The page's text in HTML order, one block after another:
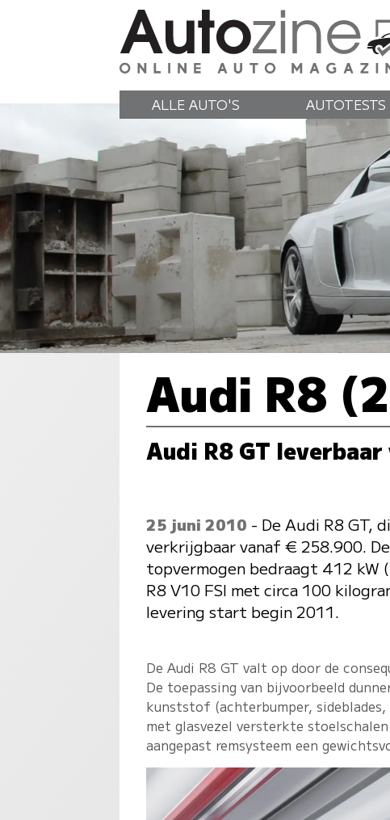
ALLE AUTO'S AUTOTESTS
Audi R8
Audi R8 GT
25 juni 2010 - De Audi R8 GT,
verkrijgbaar vanaf € 258.900.
topvermogen bedraagt 412 kW
R8 V10 FSI met circa 100
levering start begin 2011.
De Audi R8 GT valt op door de
De toepassing van bijvoorbeeld
kunststof (achterbumper,
met glasvezel versterkte
aangepast remsysteem een